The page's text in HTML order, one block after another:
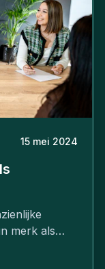
15 mei 2024
merk als